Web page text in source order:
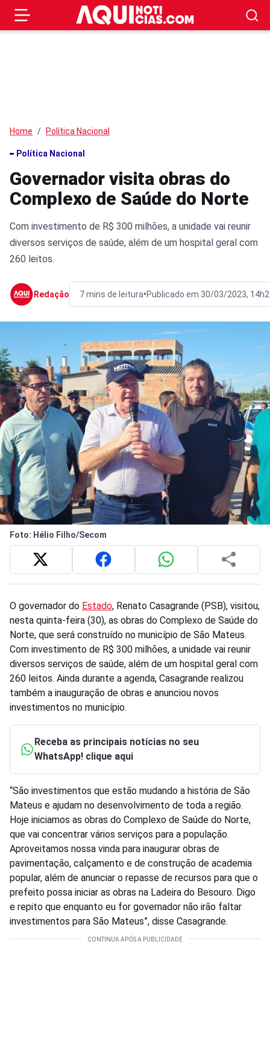
Home Política Nacional
Política Nacional
Governador visita obras do
Complexo de Saúde do Norte
Com investimento de R$ 300 milhões, a unidade vai reunir
diversos serviços de saúde, além de um hospital geral com
260 leitos.
Redação 7 mins de leitura•Publicado em 30/03/2023,
Foto: Hélio Filho/Secom
O governador do Estado, Renato Casagrande (PSB), visitou,
nesta quinta-feira (30), as obras do Complexo de Saúde do
Norte, que será construído no município de São Mateus.
Com investimento de R$ 300 milhões, a unidade vai reunir
diversos serviços de saúde, além de um hospital geral com
260 leitos. Ainda durante a agenda, Casagrande realizou
também a inauguração de obras e anunciou novos
investimentos no município.
Receba as principais notícias no seu
WhatsApp! clique aqui
“São investimentos que estão mudando a história de São
Mateus e ajudam no desenvolvimento de toda a região.
Hoje iniciamos as obras do Complexo de Saúde do Norte,
que vai concentrar vários serviços para a população.
Aproveitamos nossa vinda para inaugurar obras de
pavimentação, calçamento e de construção de academia
popular, além de anunciar o repasse de recursos para que o
prefeito possa iniciar as obras na Ladeira do Besouro. Digo
e repito que enquanto eu for governador não irão faltar
investimentos para São Mateus”, disse Casagrande.